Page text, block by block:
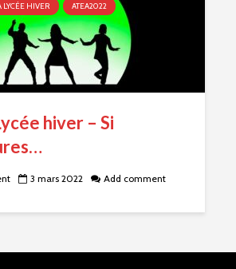
LYCÉE HIVER ATEA2022
hiver – Si
3 mars 2022 Add comment